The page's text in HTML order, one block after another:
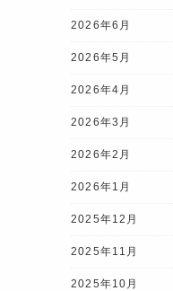
2026年6月
2026年5月
2026年4月
2026年3月
2026年2月
2026年1月
2025年12月
2025年11月
2025年10月